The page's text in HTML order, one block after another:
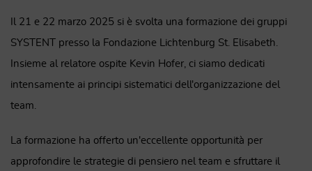
Il 21 e 22 marzo 2025 si è svolta una formazione dei gruppi
SYSTENT presso la Fondazione Lichtenburg St. Elisabeth.
Insieme al relatore ospite Kevin Hofer, ci siamo dedicati
intensamente ai principi sistematici dell'organizzazione del
team.
La formazione ha offerto un'eccellente opportunità per
approfondire le strategie di pensiero nel team e sfruttare il